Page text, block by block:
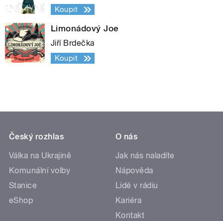
Koupit
Limonádový Joe
Jiří Brdečka
Koupit
Český rozhlas
Válka na Ukrajině
Komunální volby
Stanice
eShop
O nás
Jak nás naladíte
Nápověda
Lidé v rádiu
Kariéra
Kontakt